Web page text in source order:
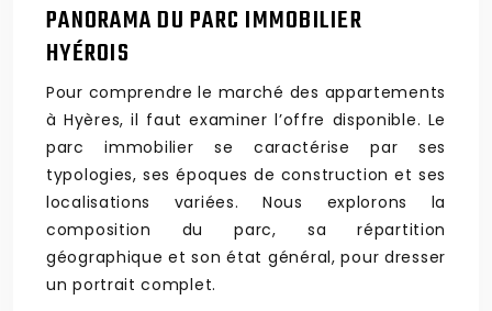
PANORAMA DU PARC IMMOBILIER
HYÉROIS
Pour comprendre le marché des appartements
à Hyères, il faut examiner l’offre disponible. Le
parc immobilier se caractérise par ses
typologies, ses époques de construction et ses
localisations variées. Nous explorons la
composition du parc, sa répartition
géographique et son état général, pour dresser
un portrait complet.